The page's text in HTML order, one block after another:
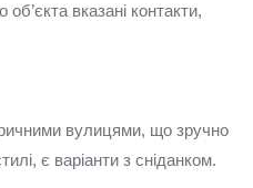
вказані контакти,
вулицями, що зручно
є варіанти з сніданком.